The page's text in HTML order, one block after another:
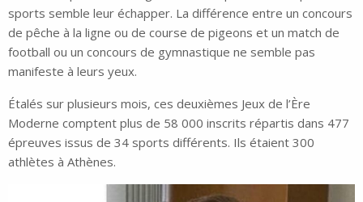
sports semble leur échapper. La différence entre un concours
de pêche à la ligne ou de course de pigeons et un match de
football ou un concours de gymnastique ne semble pas
manifeste à leurs yeux.
Étalés sur plusieurs mois, ces deuxièmes Jeux de l’Ère
Moderne comptent plus de 58 000 inscrits répartis dans 477
épreuves issus de 34 sports différents. Ils étaient 300
athlètes à Athènes.